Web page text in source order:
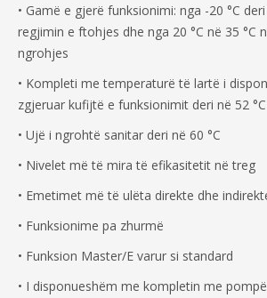
• Gamë e gjerë funksionimi: nga -20 °C
regjimin e ftohjes dhe nga 20 °C në 35 °C
ngrohjes
• Kompleti me temperaturë të lartë i
zgjeruar kufijtë e funksionimit deri në 52 °C
• Ujë i ngrohtë sanitar deri në 60 °C
• Nivelet më të mira të efikasitetit në treg
• Emetimet më të ulëta direkte dhe
• Funksionime pa zhurmë
• Funksion Master/E varur si standard
• I disponueshëm me kompletin me